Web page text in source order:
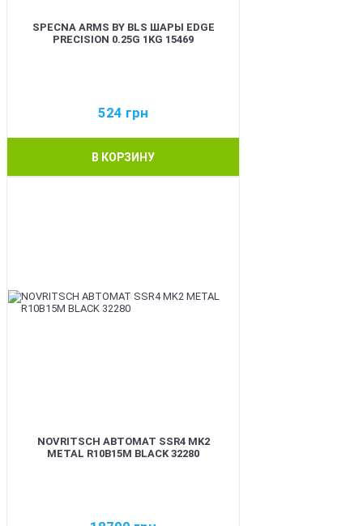
SPECNA ARMS BY BLS ШАРЫ EDGE
PRECISION 0.25G 1KG 15469
524 грн
В КОРЗИНУ
NOVRITSCH АВТОМАТ SSR4 MK2
METAL R10B15M BLACK 32280